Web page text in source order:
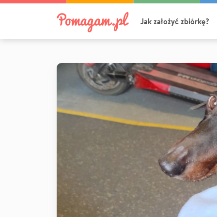
Jak założyć zbiórkę?